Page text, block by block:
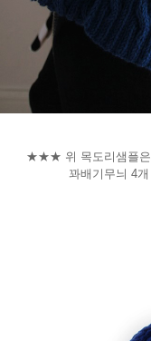
★★★ 위 목도리샘플은
꽈배기무늬 4